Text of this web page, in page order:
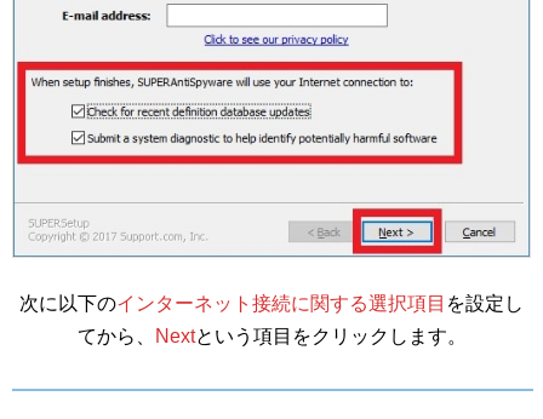
次に以下のインターネット接続に関する選択項目 を設定し
てから、
Nextという項目をクリックします。